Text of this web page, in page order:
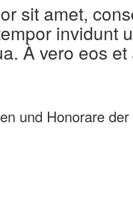
sit amet,
invidunt
À vero eos
und Honorare